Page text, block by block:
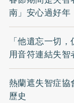
南」安心過好年
「他遺忘一切
用音符連結失
熱蘭遮失智症
歷史